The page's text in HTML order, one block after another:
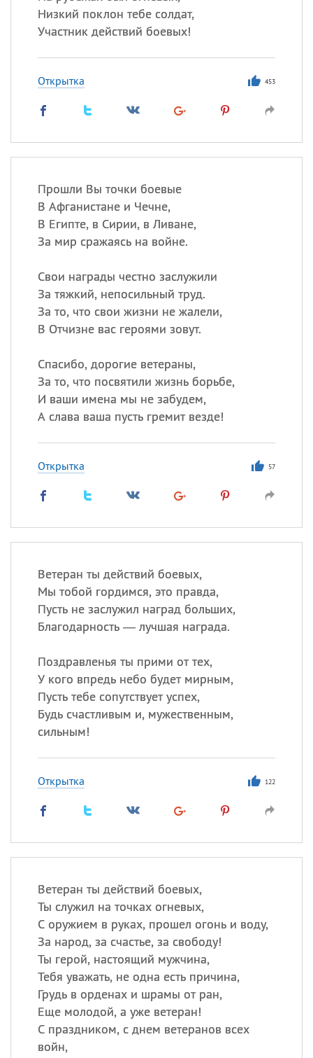
Низкий поклон тебе солдат,
Участник действий боевых!
Открытка 453
Прошли Вы точки боевые
В Афганистане и Чечне,
В Египте, в Сирии, в Ливане,
За мир сражаясь на войне.
Свои награды честно заслужили
За тяжкий, непосильный труд.
За то, что свои жизни не жалели,
В Отчизне вас героями зовут.
Спасибо, дорогие ветераны,
За то, что посвятили жизнь борьбе,
И ваши имена мы не забудем,
А слава ваша пусть гремит везде!
Открытка 57
Ветеран ты действий боевых,
Мы тобой гордимся, это правда,
Пусть не заслужил наград больших,
Благодарность — лучшая награда.
Поздравленья ты прими от тех,
У кого впредь небо будет мирным,
Пусть тебе сопутствует успех,
Будь счастливым и, мужественным,
сильным!
Открытка 122
Ветеран ты действий боевых,
Ты служил на точках огневых,
С оружием в руках, прошел огонь и воду,
За народ, за счастье, за свободу!
Ты герой, настоящий мужчина,
Тебя уважать, не одна есть причина,
Грудь в орденах и шрамы от ран,
Еще молодой, а уже ветеран!
С праздником, с днем ветеранов всех
войн,